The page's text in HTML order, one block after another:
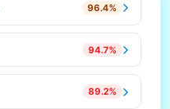
96.4%
94.7%
89.2%